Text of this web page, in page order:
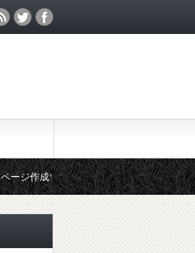
「Wix」を試してみた 20年